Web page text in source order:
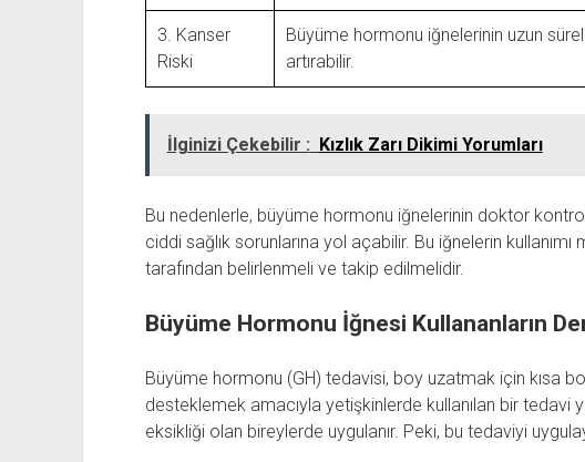
3. Kanser
Riski
Büyüme hormonu iğnelerinin uzun
artırabilir.
İlginizi Çekebilir : Kızlık Zarı Dikimi Yorumları
Bu nedenlerle, büyüme hormonu iğnelerinin doktor
ciddi sağlık sorunlarına yol açabilir. Bu iğnelerin
tarafından belirlenmeli ve takip edilmelidir.
Büyüme Hormonu İğnesi Kullananların
Büyüme hormonu (GH) tedavisi, boy uzatmak için kısa
desteklemek amacıyla yetişkinlerde kullanılan bir tedavi
eksikliği olan bireylerde uygulanır. Peki, bu tedaviyi